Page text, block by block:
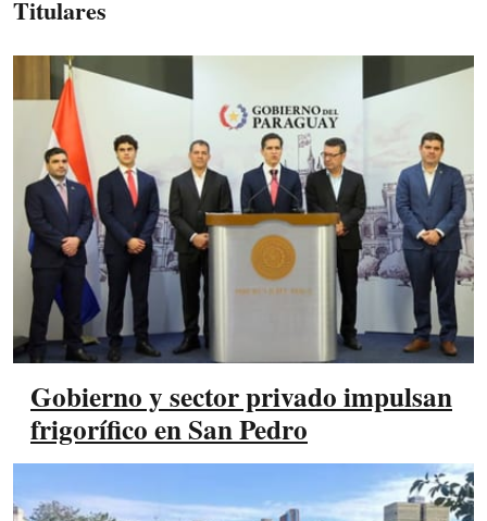
Titulares
Gobierno y sector privado impulsan
frigorífico en San Pedro